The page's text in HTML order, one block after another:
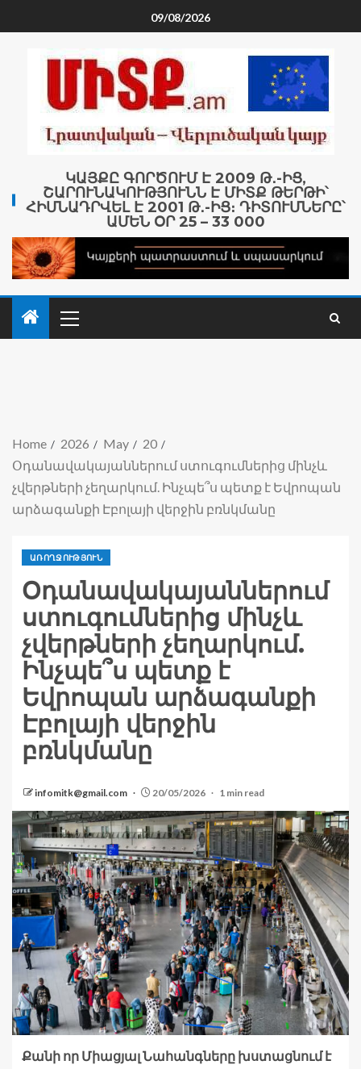
09/08/2026
ԿԱՅՔԸ ԳՈՐԾՈՒՄ Է 2009 Թ․-ԻՑ,
ՇԱՐՈՒՆԱԿՈՒԹՅՈՒՆՆ Է ՄԻՏՔ ԹԵՐԹԻ՝
ՀԻՄՆԱԴՐՎԵԼ Է 2001 Թ․-ԻՑ։ ԴԻՏՈՒՄՆԵՐԸ՝
ԱՄԵՆ ՕՐ 25 – 33 000
Home 2026 May
20
Օդանավակայաններում ստուգումներից մինչև
չվերթների չեղարկում. Ինչպե՞ս պետք է Եվրոպան
արձագանքի Էբոլայի վերջին բռնկմանը
ԱՌՈՂՋՈՒԹՅՈՒՆ
Օդանավակայաններում
ստուգումներից մինչև
չվերթների չեղարկում.
Ինչպե՞ս պետք է
Եվրոպան արձագանքի
Էբոլայի վերջին
բռնկմանը
infomitk@gmail.com 20/05/2026 1 min read
Քանի որ Միացյալ Նահանգները խստացնում է